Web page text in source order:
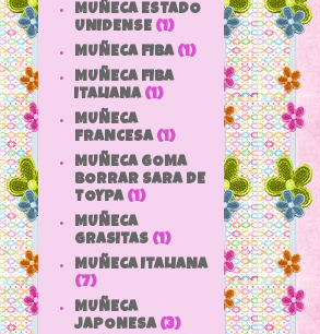
MUÑECA ESTADO
UNIDENSE (1)
MUÑECA FIBA (1)
MUÑECA FIBA
ITALIANA (1)
MUÑECA
FRANCESA (1)
MUÑECA GOMA
BORRAR SARA DE
TOYPA (1)
MUÑECA
GRASITAS (1)
MUÑECA ITALIANA
(7)
MUÑECA
JAPONESA (3)